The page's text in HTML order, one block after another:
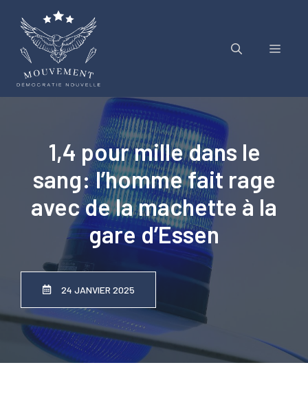
contenu
Menu
1,4 pour mille dans le
sang: l’homme fait rage
avec de la machette à la
gare d’Essen
24 JANVIER 2025